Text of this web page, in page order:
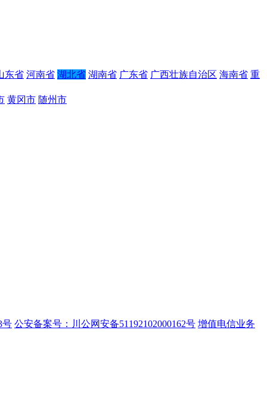
东省 河南省 湖北省 湖南省 广东省 广西壮族自治区 海南省 重
黄冈市 随州市
号 公安备案号：川公网安备51192102000162号 增值电信业务